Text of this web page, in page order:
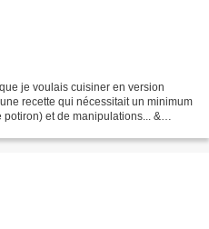
je voulais cuisiner en version
recette qui nécessitait un minimum
et de manipulations... &